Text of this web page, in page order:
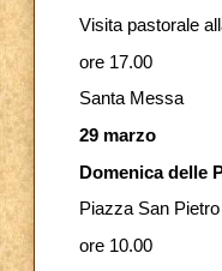
Visita pastorale
ore 17.00
Santa Messa
29 marzo
Domenica delle
Piazza San Pietro
ore 10.00